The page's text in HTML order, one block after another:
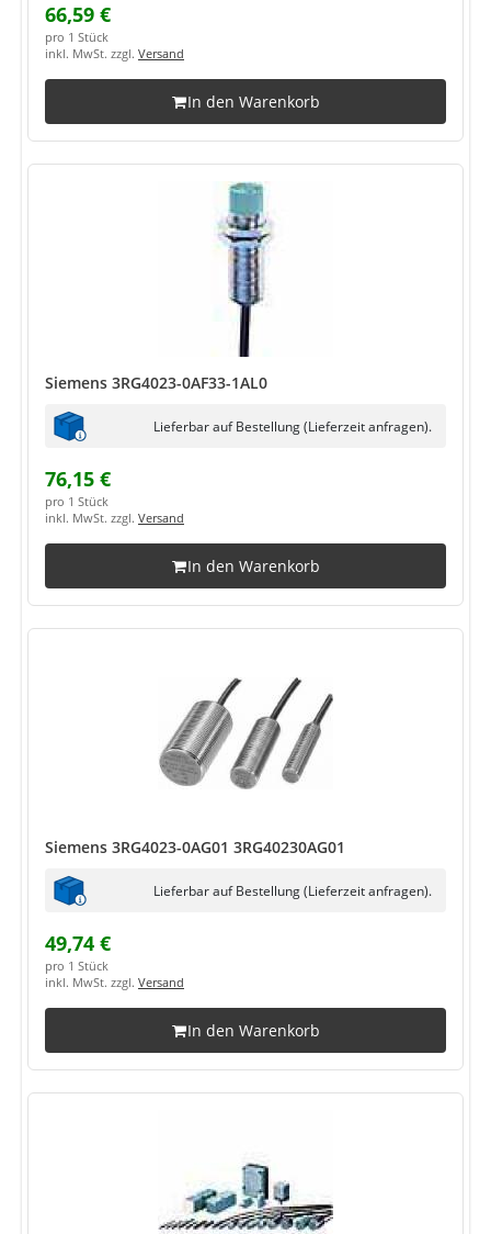
66,59 €
pro 1 Stück
inkl. MwSt. zzgl. Versand
In den Warenkorb
Siemens 3RG4023-0AF33-1AL0
Lieferbar auf Bestellung (Lieferzeit anfragen).
76,15 €
pro 1 Stück
inkl. MwSt. zzgl. Versand
In den Warenkorb
Siemens 3RG4023-0AG01 3RG40230AG01
Lieferbar auf Bestellung (Lieferzeit anfragen).
49,74 €
pro 1 Stück
inkl. MwSt. zzgl. Versand
In den Warenkorb